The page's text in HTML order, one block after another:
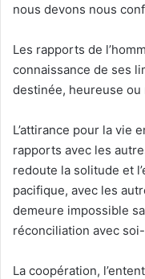
nous devons nous
Les rapports de
connaissance de ses
destinée, heureuse ou
L’attirance pour la vie
rapports avec les
redoute la solitude et
pacifique, avec les
demeure impossible
réconciliation avec
La coopération,